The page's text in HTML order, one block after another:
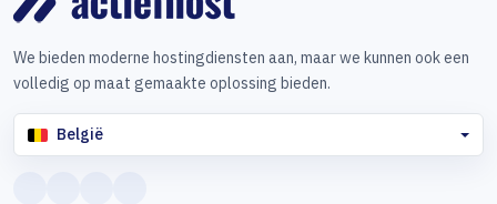
We bieden moderne hostingdiensten aan, maar we kunnen ook een
volledig op maat gemaakte oplossing bieden.
België